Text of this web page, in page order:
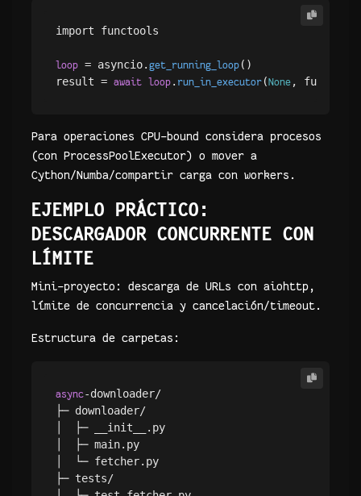
import functools
loop = asyncio. get_running_loop ()
result = await loop . run_in_executor (None ,
Para operaciones CPU-bound considera procesos
(con ProcessPoolExecutor) o mover a
Cython/Numba/compartir carga con workers.
EJEMPLO PRÁCTICO:
DESCARGADOR CONCURRENTE CON
LÍMITE
Mini-proyecto: descarga de URLs con aiohttp,
límite de concurrencia y cancelación/timeout.
Estructura de carpetas:
async-downloader/
├─ downloader/
│  ├─ __init__.py
│  ├─ main.py
│  └─ fetcher.py
├─ tests/